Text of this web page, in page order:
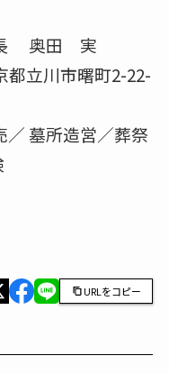
奥田 実
立川市曙町2-22-
墓所造営／葬祭
URLをコピー